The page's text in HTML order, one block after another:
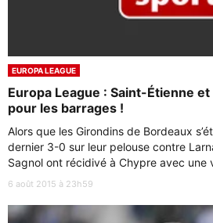
EUROPA LEAGUE
Europa League : Saint-Étienne
pour les barrages !
Alors que les Girondins de Bordeaux
dernier 3-0 sur leur pelouse contre
Sagnol ont récidivé à Chypre avec une
6 août 2015 à 23h59